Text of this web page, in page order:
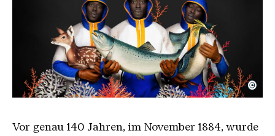
Diop Allegorie
Copyright: Omar Victor Diop, Courtesy Galerie
©
Vor genau 140 Jahren, im November 1884, wurde